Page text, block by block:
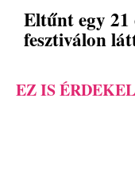
Eltűnt egy 21
fesztiválon
EZ IS